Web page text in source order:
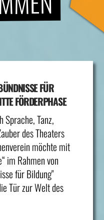
FÜR
FÖRDERPHASE
Sprache, Tanz,
des Theaters
möchte mit
im Rahmen von
für Bildung"
Tür zur Welt des